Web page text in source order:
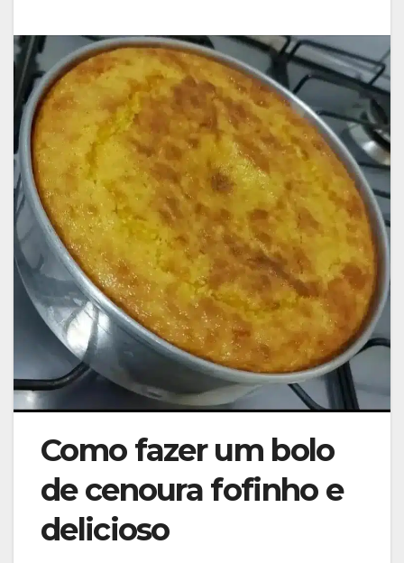
Como fazer um bolo
de cenoura fofinho e
delicioso